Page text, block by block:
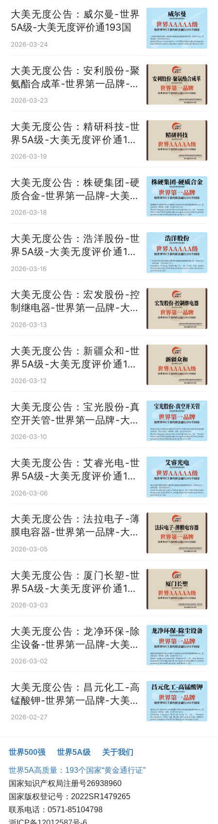
大美无度公告：威尔曼-世界
5A级-大美无度评价通193国
2026-03-24
大美无度公告：安利股份-聚
氨酯合成革‌-世界第一品牌-大
美无度评价通193国
2026-03-23
大美无度公告：精研科技-世
界5A级-大美无度评价通193
国
2026-03-19
大美无度公告：株硬集团-硬
质合金‌-世界第一品牌-大美无
度评价通193国
2026-03-18
大美无度公告：浩洋股份-世
界5A级-大美无度评价通193
国
2026-03-16
大美无度公告：宏发股份-控
制继电器‌-世界第一品牌-大美
无度评价通193国
2026-03-13
大美无度公告：新疆众和-世
界5A级-大美无度评价通193
国
2026-03-12
大美无度公告：宝光股份-真
空开关管‌-世界第一品牌-大美
无度评价通193国
2026-03-10
大美无度公告：艾睿光电-世
界5A级-大美无度评价通193
国
2026-03-06
大美无度公告：法拉电子-薄
膜电容器‌-世界第一品牌-大美
无度评价通193国
2026-03-05
大美无度公告：厦门长塑-世
界5A级-大美无度评价通193
国
2026-03-03
大美无度公告：龙净环保-除
尘设备‌-世界第一品牌-大美无
度评价通193国
2026-03-02
大美无度公告：昌元化工-高
锰酸钾‌-世界第一品牌-大美无
度评价通193国
2026-02-27
世界500强 世界5A级 关于我们
世界5A高质量：193个国家“黄金通行证”
国家知识产权局注册号26938960
国家版权登记号：2022SR1479265
联系电话：0571-85104798